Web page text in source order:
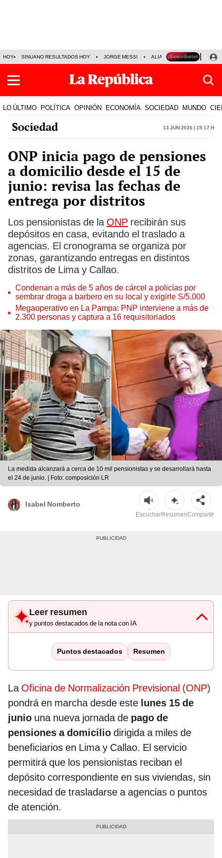
HOY SINUANO RESULTADOS HOY JORGE MESSI ALIANZA LIMA VS SPORT
LO ÚLTIMO POLÍTICA OPINIÓN ECONOMÍA SOCIEDAD MUNDO
Sociedad 13 Jun 2026 | 15:17 h
ONP inicia pago de pensiones
a domicilio desde el 15 de
junio: revisa las fechas de
entrega por distritos
Los pensionistas de la ONP recibirán sus
depósitos en casa, evitando el traslado a
agencias. El cronograma se organiza por
zonas, garantizando entregas en distintos
distritos de Lima y Callao.
Condenan a más de 5 años de cárcel a policías por
sembrar droga a barbero en su local y exigirle S/5.000
Megaoperativo en La Pampa: PNP interviene a más de
2.300 personas y captura a 16 requisitoriados
La medida alcanzará a cerca de 10 mil pensionistas y se desarrollará hasta
el 24 de junio. | Foto: composición LR
Isabel Nomberto
EscucharResumenCompartir
Leer resumen
y puntos destacados de la nota con IA
Puntos destacados Resumen
La Oficina de Normalización Previsional (ONP)
pondrá en marcha desde este lunes 15 de
junio una nueva jornada de pago de
pensiones a domicilio dirigida a miles de
beneficiarios en Lima y Callao. El servicio
permitirá que los pensionistas reciban el
depósito correspondiente en sus viviendas, sin
necesidad de trasladarse a agencias o puntos
de atención.